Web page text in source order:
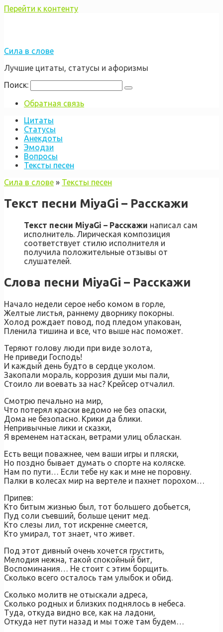
Перейти к контенту
Сила в слове
Лучшие цитаты, статусы и афоризмы
Поиск:
Обратная связь
Цитаты
Статусы
Анекдоты
Эмодзи
Вопросы
Тексты песен
Сила в слове » Тексты песен
Текст песни MiyaGi – Расскажи
Текст песни MiyaGi – Расскажи написал сам
исполнитель. Лирическая композиция
соответствует стилю исполнителя и
получила положительные отзывы от
слушателей.
Слова песни MiyaGi – Расскажи
Начало недели серое небо комом в горле,
Желтые листья, раннему дворнику покорны.
Холод рождает повод, под пледом упакован,
Пленила тишина и все, что выше нас поможет.
Теряют голову люди при виде золота,
Не приведи Господь!
И каждый день будто в сердце уколом.
Закопали мораль, коррозия души мы пали,
Стоило ли воевать за нас? Крейсер отчалил.
Смотрю печально на мир,
Что потерял краски ведомо не без опаски,
Дома не безопасно. Крики да блики.
Непривычные лики и сказки,
Я временем натаскан, ветрами улиц обласкан.
Есть вещи поважнее, чем ваши игры и пляски,
Но поздно бывает думать о спорте на коляске.
Нам по пути… Если тебе ну как и мне не поровну.
Палки в колесах мир на вертеле и пахнет порохом…
Припев:
Кто битым жизнью был, тот большего добьется,
Пуд соли съевший, больше ценит мед.
Кто слезы лил, тот искренне смеется,
Кто умирал, тот знает, что живет.
Под этот дивный очень хочется грустить,
Мелодия нежна, такой спокойный бит,
Воспоминания… Не стоит с этим борщить.
Сколько всего осталось там улыбок и обид.
Сколько молитв не отыскали адреса,
Сколько родных и близких поднялось в небеса.
Туда, откуда видно все, как на ладони,
Откуда нет пути назад и мы тоже там будем…